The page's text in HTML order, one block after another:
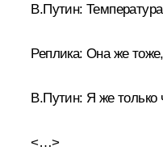
В.Путин:
Реплика: Она же
В.Путин: Я же только
<…>